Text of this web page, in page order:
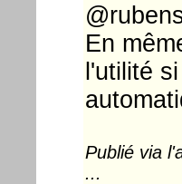
En
l'utilité
Publié via
...